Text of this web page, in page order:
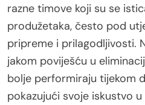
razne timove koji su se
produžetaka, često pod
pripreme i prilagodljivosti.
jakom poviješću u
bolje performiraju tijekom
pokazujući svoje iskustvo